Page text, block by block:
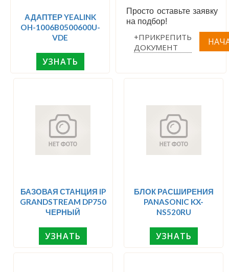
АДАПТЕР YEALINK
OH-1006B0500600U-
VDE
УЗНАТЬ
Просто оставьте заявку
на подбор!
+ПРИКРЕПИТЬ
ДОКУМЕНТ
БАЗОВАЯ СТАНЦИЯ IP
GRANDSTREAM DP750
ЧЕРНЫЙ
УЗНАТЬ
БЛОК РАСШИРЕНИЯ
PANASONIC KX-
NS520RU
УЗНАТЬ